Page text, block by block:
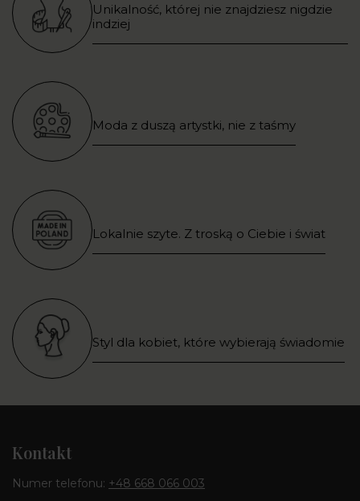
Unikalność, której nie znajdziesz nigdzie
indziej
Moda z duszą artystki, nie z taśmy
Lokalnie szyte. Z troską o Ciebie i świat
Styl dla kobiet, które wybierają świadomie
Kontakt
Numer telefonu: +48 668 066 003